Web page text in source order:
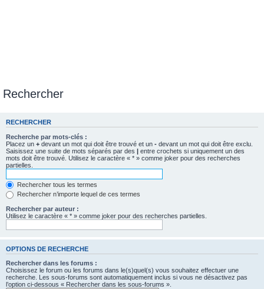
Rechercher
RECHERCHER
Recherche par mots-clés :
Placez un + devant un mot qui doit être trouvé et un - devant un mot qui doit être exclu.
Saisissez une suite de mots séparés par des | entre crochets si uniquement un des
mots doit être trouvé. Utilisez le caractère « * » comme joker pour des recherches
partielles.
Rechercher tous les termes
Rechercher n’importe lequel de ces termes
Rechercher par auteur :
Utilisez le caractère « * » comme joker pour des recherches partielles.
OPTIONS DE RECHERCHE
Rechercher dans les forums :
Choisissez le forum ou les forums dans le(s)quel(s) vous souhaitez effectuer une
recherche. Les sous-forums sont automatiquement inclus si vous ne désactivez pas
l’option ci-dessous « Rechercher dans les sous-forums ».